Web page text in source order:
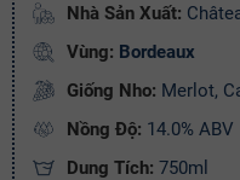
Nhà Sản Xuất:
Vùng: Bordeaux
Giống Nho: Merlot,
Nồng Độ: 14.0% ABV
Dung Tích: 750ml